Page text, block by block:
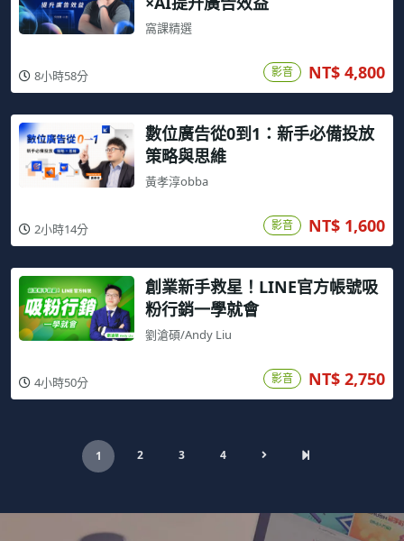
窩課精選
8小時58分 影音 NT$ 4,800
數位廣告從0到1：新手必備投放
策略與思維
黃孝淳obba
2小時14分 影音 NT$ 1,600
創業新手救星！LINE官方帳號吸
粉行銷一學就會
劉滄碩/Andy Liu
4小時50分 影音 NT$ 2,750
1 2 3 4